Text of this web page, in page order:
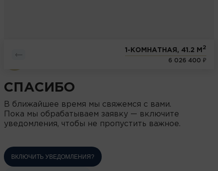
1-КОМНАТНАЯ, 41.2 М 2
6 026 400 ₽
СПАСИБО
В ближайшее время мы свяжемся с вами.
Пока мы обрабатываем заявку — включите
уведомления, чтобы не пропустить важное.
ВКЛЮЧИТЬ УВЕДОМЛЕНИЯ?